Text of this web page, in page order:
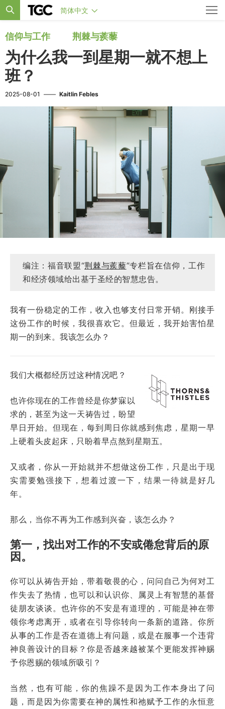
简体中文
信仰与工作 荆棘与蒺藜
为什么我一到星期一就不想上
班？
2025-08-01 —— Kaitlin Febles
编注：福音联盟“荆棘与蒺藜”专栏旨在信仰，工作
和经济领域给出基于圣经的智慧忠告。
我有一份稳定的工作，收入也够支付日常开销。刚接手
这份工作的时候，我很喜欢它。但最近，我开始害怕星
期一的到来。我该怎么办？
我们大概都经历过这种情况吧？
也许你现在的工作曾经是你梦寐以
求的，甚至为这一天祷告过，盼望
早日开始。但现在，每到周日你就感到焦虑，星期一早
上硬着头皮起床，只盼着早点熬到星期五。
又或者，你从一开始就并不想做这份工作，只是出于现
实需要勉强接下，想着过渡一下，结果一待就是好几
年。
那么，当你不再为工作感到兴奋，该怎么办？
第一，找出对工作的不安或倦怠背后的原
因。
你可以从祷告开始，带着敬畏的心，问问自己为何对工
作失去了热情，也可以和认识你、属灵上有智慧的基督
徒朋友谈谈。也许你的不安是有道理的，可能是神在带
领你考虑离开，或者在引导你转向一条新的道路。你所
从事的工作是否在道德上有问题，或是在服事一个违背
神良善设计的目标？你是否越来越被某个更能发挥神赐
予你恩赐的领域所吸引？
当然，也有可能，你的焦躁不是因为工作本身出了问
题，而是因为你需要在神的属性和祂赋予工作的永恒意